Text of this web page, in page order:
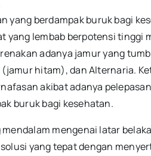
yang berdampak buruk bagi
yang lembab berpotensi tinggi
adanya jamur yang
hitam), dan Alternaria.
akibat adanya
buruk bagi kesehatan.
mengenai latar
yang tepat dengan